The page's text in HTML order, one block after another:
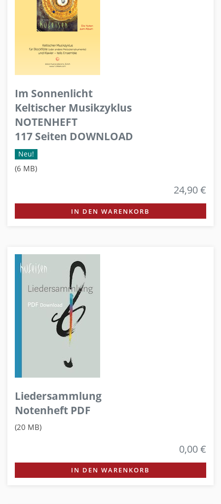
Im Sonnenlicht
Keltischer Musikzyklus
NOTENHEFT
117 Seiten DOWNLOAD
Neu!
(6 MB)
24,90 €
IN DEN WARENKORB
Liedersammlung
Notenheft PDF
(20 MB)
0,00 €
IN DEN WARENKORB